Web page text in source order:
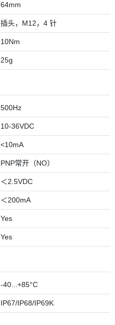
64mm
插头，M12，4 针
10Nm
25g
500Hz
10-36VDC
<10mA
PNP常开（NO）
＜2.5VDC
＜200mA
Yes
Yes
-40...+85°C
IP67/IP68/IP69K